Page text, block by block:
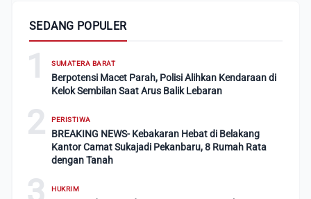
SEDANG POPULER
1 SUMATERA BARAT
Berpotensi Macet Parah, Polisi Alihkan Kendaraan di
Kelok Sembilan Saat Arus Balik Lebaran
2 PERISTIWA
BREAKING NEWS- Kebakaran Hebat di Belakang
Kantor Camat Sukajadi Pekanbaru, 8 Rumah Rata
dengan Tanah
HUKRIM